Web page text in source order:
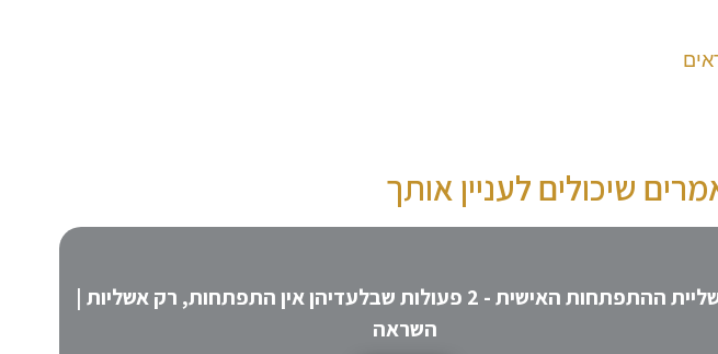
שיכולים לעניין אותך
אשליית ההתפתחות האישית - 2 פעולות שבלעדיהן אין התפתחות, רק אשליות |
השראה